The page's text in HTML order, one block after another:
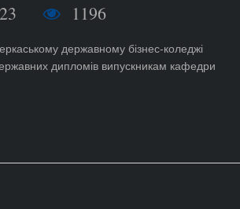
23
1196
державному бізнес-коледжі
дипломів випускникам кафедри